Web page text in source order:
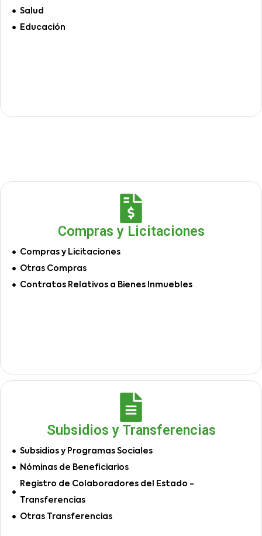
Salud
Educación
Compras y Licitaciones
Compras y Licitaciones
Otras Compras
Contratos Relativos a Bienes Inmuebles
Subsidios y Transferencias
Subsidios y Programas Sociales
Nóminas de Beneficiarios
Registro de Colaboradores del Estado -
Transferencias
Otras Transferencias